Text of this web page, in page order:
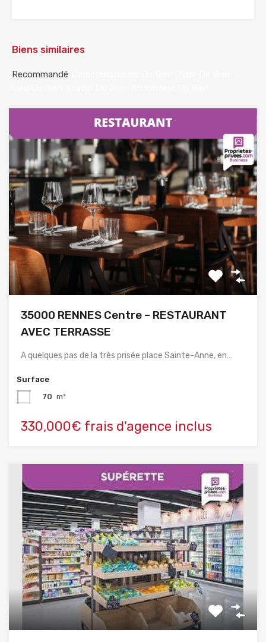
Biens similaires
Recommandé
35000 RENNES Centre – RESTAURANT
AVEC TERRASSE
A quelques pas de la très prisée place Sainte-Anne, en…
Surface
70 m²
330,000€ frais d'agence inclus